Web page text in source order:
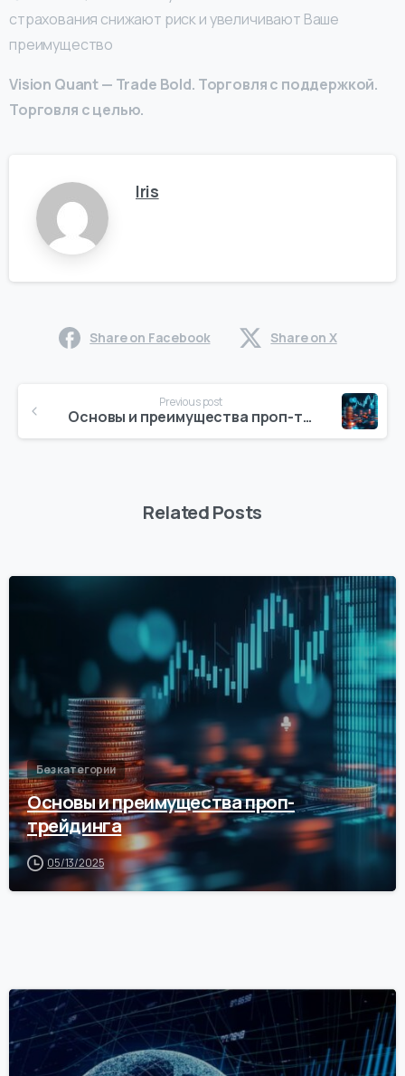
страхования снижают риск и увеличивают Ваше
преимущество
Vision Quant — Trade Bold. Торговля с поддержкой.
Торговля с целью.
Iris
Share on Facebook Share on X
Reading
Previous post
Основы и преимущества проп-трейдинга
Related Posts
0
Без категории
Основы и преимущества проп-
трейдинга
05/13/2025
0